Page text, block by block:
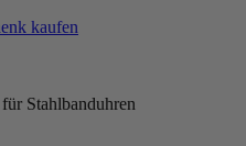
kaufen
Stahlbanduhren